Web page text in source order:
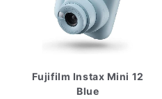
Fujifilm Instax Mini 12
Blue